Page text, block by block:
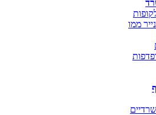
ממו